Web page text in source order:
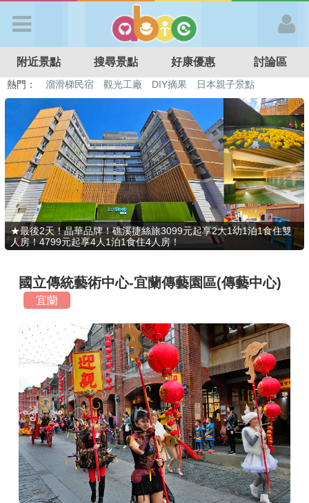
APP登入
首 頁
搜尋景點
好康優惠
最新消息
最新留言
商家合作
推薦景點
討論區
聯絡我們
附近景點 搜尋景點 好康優惠 討論區
熱門： 特色遊戲場 親子住房優惠 台北親子餐廳
溫泉泡湯SPA
溜滑梯民宿
觀光工廠 DIY摘果 日本親子景點
★最後2天！晶華品牌！礁溪捷絲旅3099元起享2大1幼1泊1食住雙
人房！4799元起享4人1泊1食住4人房！
國立傳統藝術中心-宜蘭傳藝園區(傳藝中心)
宜蘭